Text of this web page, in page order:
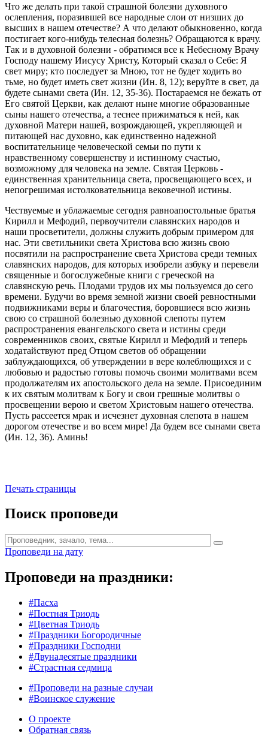
Что же делать при такой страшной болезни духовного
ослепления, поразившей все народные слои от низших до
высших в нашем отечестве? А что делают обыкновенно, когда
постигает кого-нибудь телесная болезнь? Обращаются к врачу.
Так и в духовной болезни - обратимся все к Небесному Врачу
Господу нашему Иисусу Христу, Который сказал о Себе: Я
свет миру; кто последует за Мною, тот не будет ходить во
тьме, но будет иметь свет жизни (Ин. 8, 12); веруйте в свет, да
будете сынами света (Ин. 12, 35-36). Постараемся не бежать от
Его святой Церкви, как делают ныне многие образованные
сыны нашего отечества, а теснее прижиматься к ней, как
духовной Матери нашей, возрождающей, укрепляющей и
питающей нас духовно, как единственно надежной
воспитательнице человеческой семьи по пути к
нравственному совершенству и истинному счастью,
возможному для человека на земле. Святая Церковь -
единственная хранительница света, просвещающего всех, и
непогрешимая истолковательница вековечной истины.
Чествуемые и ублажаемые сегодня равноапостольные братья
Кирилл и Мефодий, первоучители славянских народов и
наши просветители, должны служить добрым примером для
нас. Эти светильники света Христова всю жизнь свою
посвятили на распространение света Христова среди темных
славянских народов, для которых изобрели азбуку и перевели
священные и богослужебные книги с греческой на
славянскую речь. Плодами трудов их мы пользуемся до сего
времени. Будучи во время земной жизни своей ревностными
подвижниками веры и благочестия, боровшиеся всю жизнь
свою со страшной болезнью духовной слепоты путем
распространения евангельского света и истины среди
современников своих, святые Кирилл и Мефодий и теперь
ходатайствуют пред Отцом светов об обращении
заблуждающихся, об утверждении в вере колеблющихся и с
любовью и радостью готовы помочь своими молитвами всем
продолжателям их апостольского дела на земле. Присоединим
к их святым молитвам к Богу и свои грешные молитвы о
просвещении верою и светом Христовым нашего отечества.
Пусть рассеется мрак и исчезнет духовная слепота в нашем
дорогом отечестве и во всем мире! Да будем все сынами света
(Ин. 12, 36). Аминь!
Печать страницы
Поиск проповеди
Проповеди на дату
Проповеди на праздники:
#Пасха
#Постная Триодь
#Цветная Триодь
#Праздники Богородичные
#Праздники Господни
#Двунадесятые праздники
#Страстная седмица
#Проповеди на разные случаи
#Воинское служение
О проекте
Обратная связь